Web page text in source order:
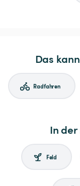
Das
Radfahren
In
Feld